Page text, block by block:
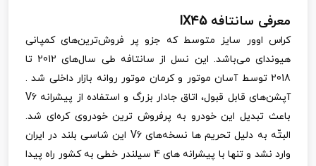
معرفی سانتافهIX45
کراس اوور سایز متوسط که جزو پر فروش‌ترین‌های کمپانی
هیوندای می‌باشد. این نسل از سانتافه طی سال‌های 2012 تا
2018 توسط آسان موتور و کرمان موتور روانه بازار داخلی شد .
آپشن‌های قابل قبول، اتاق جادار بزرگ و استفاده از پیشرانه V6
باعث تبدیل این خودرو به پرفروش ترین خودروی کره‌ای شد.
البتّه به دلیل تحریم ها نسخه‌هایV6 این شاسی بلند در ایران
وارد نشد و تنها با پیشرانه های 4 سیلندر خطی به کشور راه پیدا